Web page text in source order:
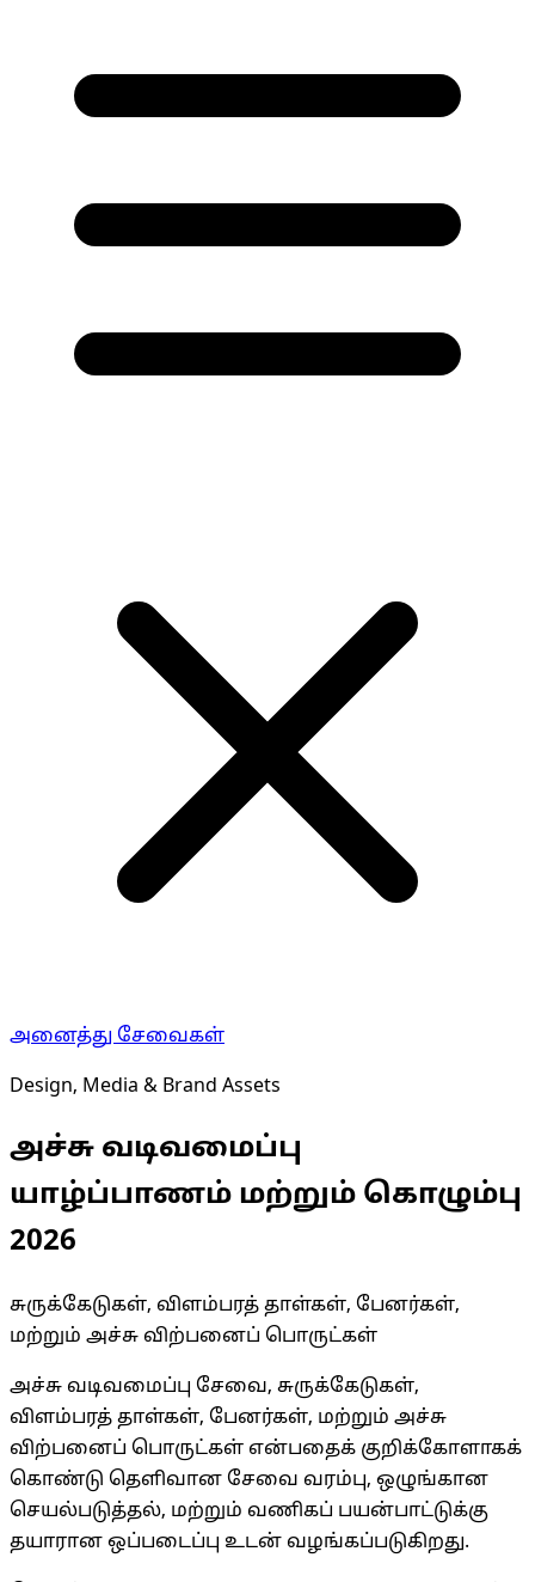
அனைத்து சேவைகள்
Design, Media & Brand Assets
அச்சு வடிவமைப்பு
யாழ்ப்பாணம் மற்றும் கொழும்பு
2026
சுருக்கேடுகள், விளம்பரத் தாள்கள், பேனர்கள்,
மற்றும் அச்சு விற்பனைப் பொருட்கள்
அச்சு வடிவமைப்பு சேவை, சுருக்கேடுகள்,
விளம்பரத் தாள்கள், பேனர்கள், மற்றும் அச்சு
விற்பனைப் பொருட்கள் என்பதைக் குறிக்கோளாகக்
கொண்டு தெளிவான சேவை வரம்பு, ஒழுங்கான
செயல்படுத்தல், மற்றும் வணிகப் பயன்பாட்டுக்கு
தயாரான ஒப்படைப்பு உடன் வழங்கப்படுகிறது.